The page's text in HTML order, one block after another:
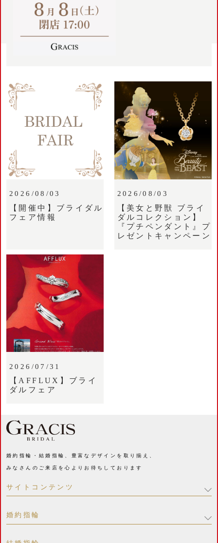
2026/08/03
【開催中】ブライダル
フェア情報
2026/08/03
【美女と野獣 ブライ
ダルコレクション】
『プチペンダント』プ
レゼントキャンペーン
2026/07/31
【AFFLUX】ブライ
ダルフェア
婚約指輪・結婚指輪、豊富なデザインを取り揃え、
みなさんのご来店を心よりお待ちしております
サイトコンテンツ
婚約指輪